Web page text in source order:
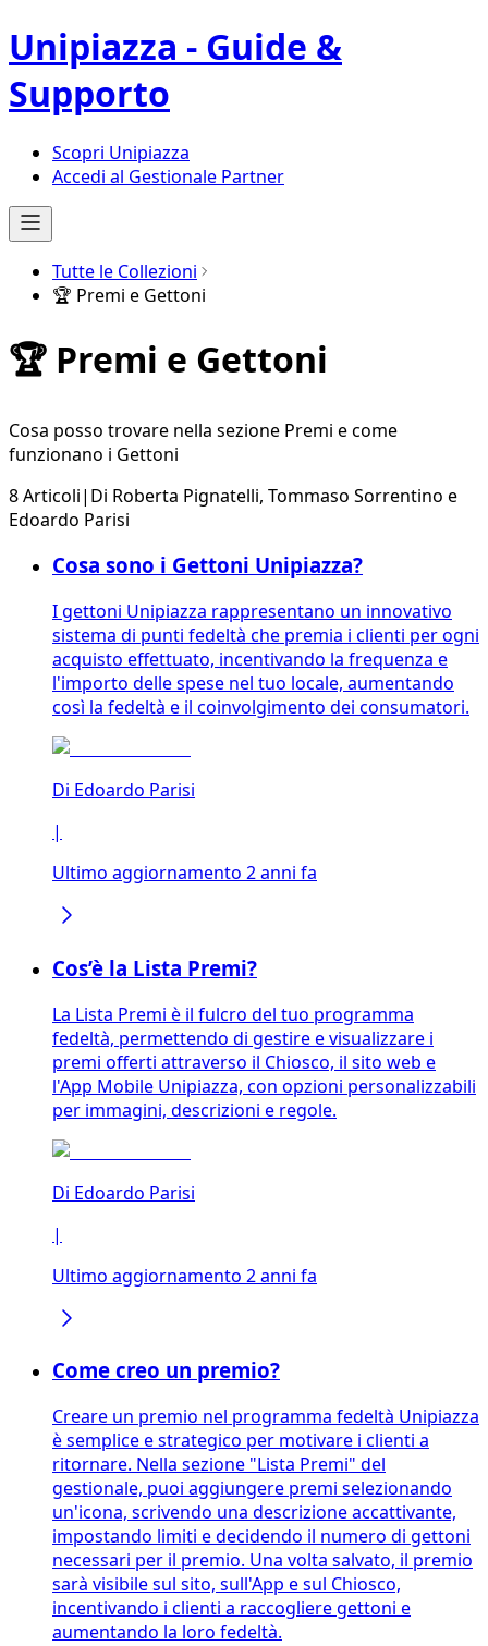
Unipiazza - Guide &
Supporto
Scopri Unipiazza
Accedi al Gestionale Partner
Tutte le Collezioni
🏆 Premi e Gettoni
🏆 Premi e Gettoni
Cosa posso trovare nella sezione Premi e come
funzionano i Gettoni
8 Articoli| Di Roberta Pignatelli, Tommaso Sorrentino e
Edoardo Parisi
Cosa sono i Gettoni Unipiazza?
I gettoni Unipiazza rappresentano un innovativo
sistema di punti fedeltà che premia i clienti per ogni
acquisto effettuato, incentivando la frequenza e
l'importo delle spese nel tuo locale, aumentando
così la fedeltà e il coinvolgimento dei consumatori.
Di Edoardo Parisi
|
Ultimo aggiornamento 2 anni fa
Cos’è la Lista Premi?
La Lista Premi è il fulcro del tuo programma
fedeltà, permettendo di gestire e visualizzare i
premi offerti attraverso il Chiosco, il sito web e
l'App Mobile Unipiazza, con opzioni personalizzabili
per immagini, descrizioni e regole.
Di Edoardo Parisi
|
Ultimo aggiornamento 2 anni fa
Come creo un premio?
Creare un premio nel programma fedeltà Unipiazza
è semplice e strategico per motivare i clienti a
ritornare. Nella sezione "Lista Premi" del
gestionale, puoi aggiungere premi selezionando
un'icona, scrivendo una descrizione accattivante,
impostando limiti e decidendo il numero di gettoni
necessari per il premio. Una volta salvato, il premio
sarà visibile sul sito, sull'App e sul Chiosco,
incentivando i clienti a raccogliere gettoni e
aumentando la loro fedeltà.